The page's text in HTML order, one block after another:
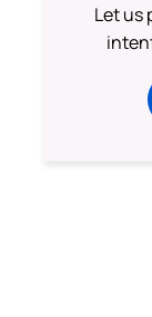
Let us